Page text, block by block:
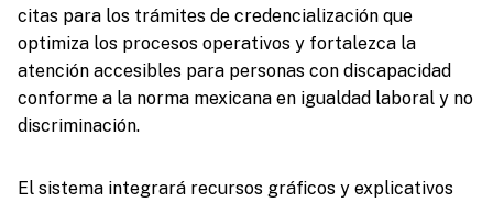
citas para los trámites de credencialización que
optimiza los procesos operativos y fortalezca la
atención accesibles para personas con discapacidad
conforme a la norma mexicana en igualdad laboral y no
discriminación.
El sistema integrará recursos gráficos y explicativos